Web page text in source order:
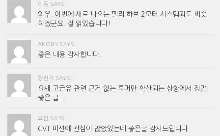
이동 SAYS:
와우. 이번에 새로 나오는 팰리 하브 2모터 시스템과도 비슷
하겠군요. 잘 읽었습니다!
ANONY SAYS:
좋은 내용 감사합니다.
양현각 SAYS:
요새 고급유 관련 근거 없는 루머만 확산되는 상황에서 정말
좋은 글...
요한 SAYS:
CVT 미션에 관심이 많았었는데 좋은글 감사드립니다